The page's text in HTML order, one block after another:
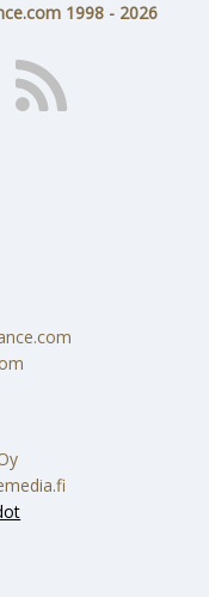
1998 - 2026